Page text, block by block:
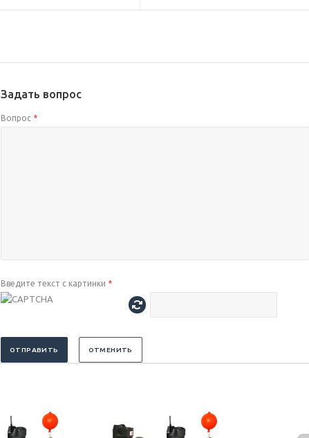
Задать вопрос
Вопрос *
Введите текст с картинки *
ОТПРАВИТЬ ОТМЕНИТЬ